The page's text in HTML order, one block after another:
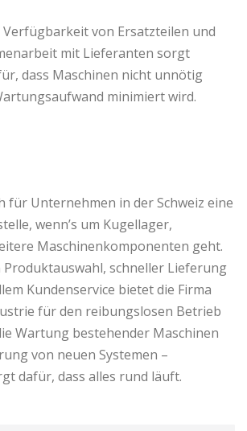
Verfügbarkeit von Ersatzteilen und
mit Lieferanten sorgt
dass Maschinen nicht unnötig
minimiert wird.
für Unternehmen in der Schweiz eine
wenn’s um Kugellager,
Maschinenkomponenten geht.
schneller Lieferung
Kundenservice bietet die Firma
für den reibungslosen Betrieb
Wartung bestehender Maschinen
von neuen Systemen –
dafür, dass alles rund läuft.